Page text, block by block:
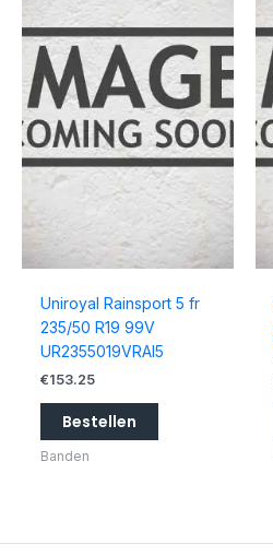
Uniroyal Rainsport 5 fr
235/50 R19 99V
UR2355019VRAI5
€153.25
Bestellen
Banden